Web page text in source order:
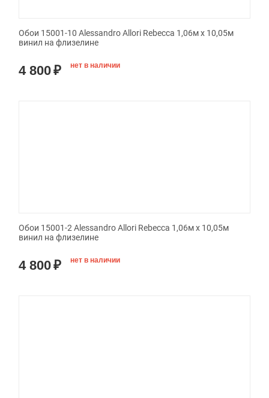
Обои 15001-10 Alessandro Allori Rebecca 1,06м х 10,05м
винил на флизелине
4 800₽ нет в наличии
Обои 15001-2 Alessandro Allori Rebecca 1,06м х 10,05м
винил на флизелине
4 800₽ нет в наличии